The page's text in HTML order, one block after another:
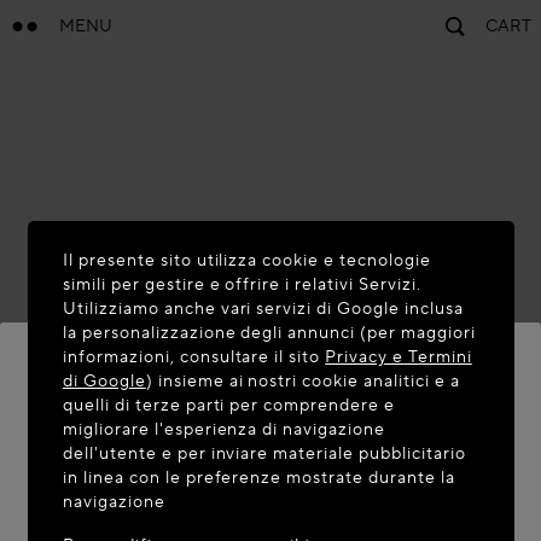
MENU CART
BENVENUTO SU MAISON-ALAIA.COM
Sembra che vi troviate nel seguente paese: United
States. Desiderate aggiornare la vostra posizione?
Il presente sito utilizza cookie e tecnologie
simili per gestire e offrire i relativi Servizi.
Utilizziamo anche vari servizi di Google inclusa
la personalizzazione degli annunci (per maggiori
informazioni, consultare il sito Privacy e Termini
di Google) insieme ai nostri cookie analitici e a
quelli di terze parti per comprendere e
migliorare l'esperienza di navigazione
dell'utente e per inviare materiale pubblicitario
in linea con le preferenze mostrate durante la
navigazione